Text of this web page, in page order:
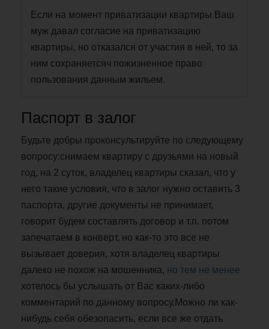
Если на момент приватизации квартиры Ваш
муж давал согласие на приватизацию
квартиры, но отказался от участия в ней, то за
ним сохраняетсяч пожизненное право
пользования данным жильем.
Паспорт в залог
Будьте добры проконсультируйте по следующему
вопросу:снимаем квартиру с друзьями на новый
год, на 2 суток, владелец квартиры сказал, что у
него такие условия, что в залог нужно оставить 3
паспорта, другие документы не принимает,
говорит будем составлять договор и т.п. потом
запечатаем в конверт, но как-то это все не
вызывает доверия, хотя владелец квартиры
далеко не похож на мошенника, но тем не менее
хотелось бы услышать от Вас каких-либо
комментарий по данному вопросу.Можно ли как-
нибудь себя обезопасить, если все же отдать